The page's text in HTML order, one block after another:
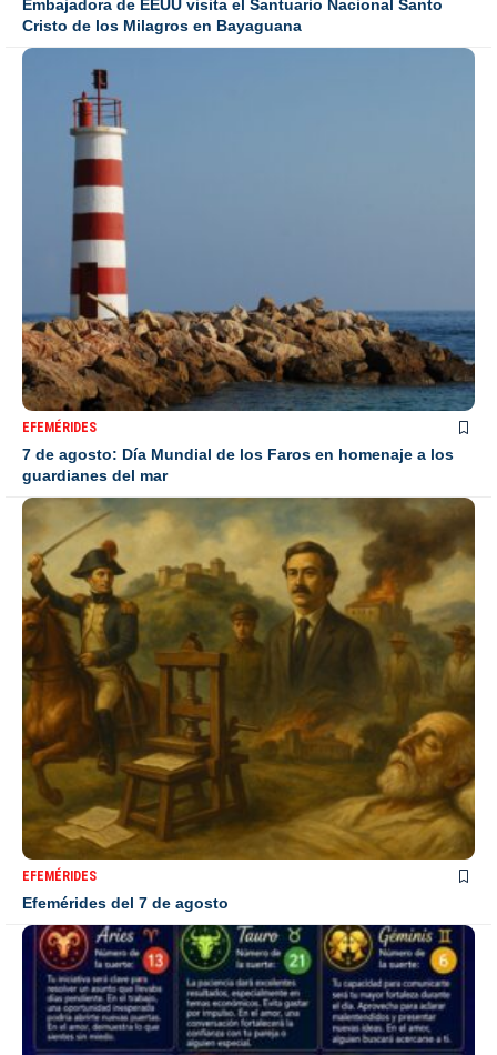
Embajadora de EEUU visita el Santuario Nacional Santo
Cristo de los Milagros en Bayaguana
EFEMÉRIDES
7 de agosto: Día Mundial de los Faros en homenaje a los
guardianes del mar
EFEMÉRIDES
Efemérides del 7 de agosto